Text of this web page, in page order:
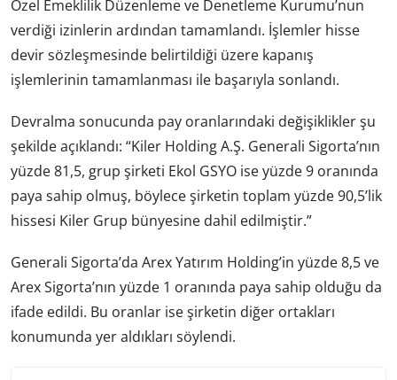
Özel Emeklilik Düzenleme ve Denetleme Kurumu’nun
verdiği izinlerin ardından tamamlandı. İşlemler hisse
devir sözleşmesinde belirtildiği üzere kapanış
işlemlerinin tamamlanması ile başarıyla sonlandı.
Devralma sonucunda pay oranlarındaki değişiklikler şu
şekilde açıklandı: “Kiler Holding A.Ş. Generali Sigorta’nın
yüzde 81,5, grup şirketi Ekol GSYO ise yüzde 9 oranında
paya sahip olmuş, böylece şirketin toplam yüzde 90,5’lik
hissesi Kiler Grup bünyesine dahil edilmiştir.”
Generali Sigorta’da Arex Yatırım Holding’in yüzde 8,5 ve
Arex Sigorta’nın yüzde 1 oranında paya sahip olduğu da
ifade edildi. Bu oranlar ise şirketin diğer ortakları
konumunda yer aldıkları söylendi.